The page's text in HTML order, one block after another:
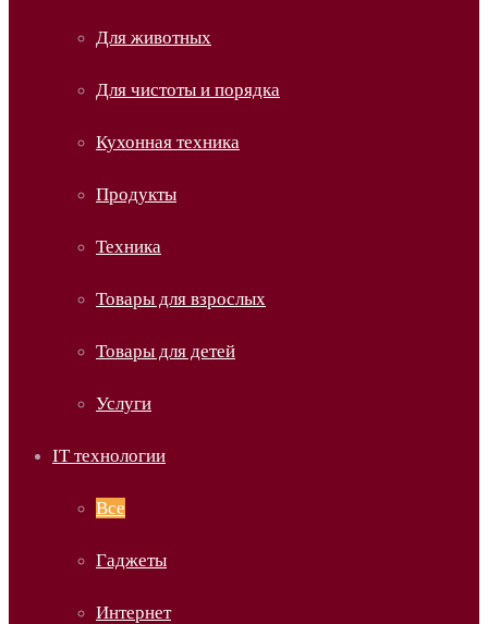
Для животных
Для чистоты и порядка
Кухонная техника
Продукты
Техника
Товары для взрослых
Товары для детей
Услуги
IT технологии
Все
Гаджеты
Интернет